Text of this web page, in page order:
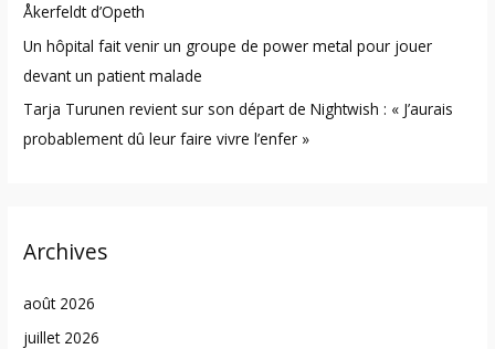
Åkerfeldt d’Opeth
Un hôpital fait venir un groupe de power metal pour jouer
devant un patient malade
Tarja Turunen revient sur son départ de Nightwish : « J’aurais
probablement dû leur faire vivre l’enfer »
Archives
août 2026
juillet 2026